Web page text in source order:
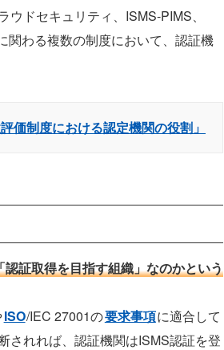
ドセキュリティ、ISMS-PIMS、
関わる複数の制度において、認証機
価制度における認定機関の役割」
証取得を目指す組織」なのかという
ISO/IEC 27001の要求事項に適合して
されれば、認証機関はISMS認証を登